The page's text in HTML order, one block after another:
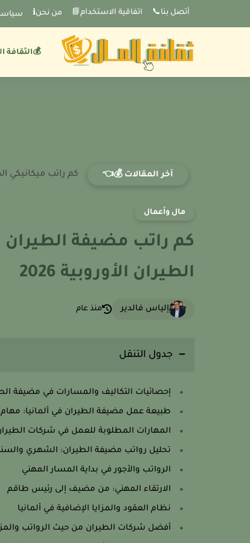
أتصل بنا📞 اتفاقية الاستخدام📘 من نحنℹ️
💰الثقافة
آخر المقالات 💰👈 كم راتب
مال وأعمال
كم راتب مضيفة الطيران
الطيران الأوروبية 2026
إلياس فالدير منذ عام
جدول التنقل
إحصائيات التكاليف والمسارات في مضيفة
طبيعة عمل مضيفة الطيران في ألمانيا: مهام
المهارات المطلوبة للعمل في شركات الطيران
تحليل رواتب مضيفة الطيران: الشهري
الرواتب والأجور في بداية المسار المهني
الارتقاء المهني: من مضيف إلى رئيس طاقم
نظام العقود والمزايا الإضافية في ألمانيا
أفضل شركات الطيران من حيث الرواتب